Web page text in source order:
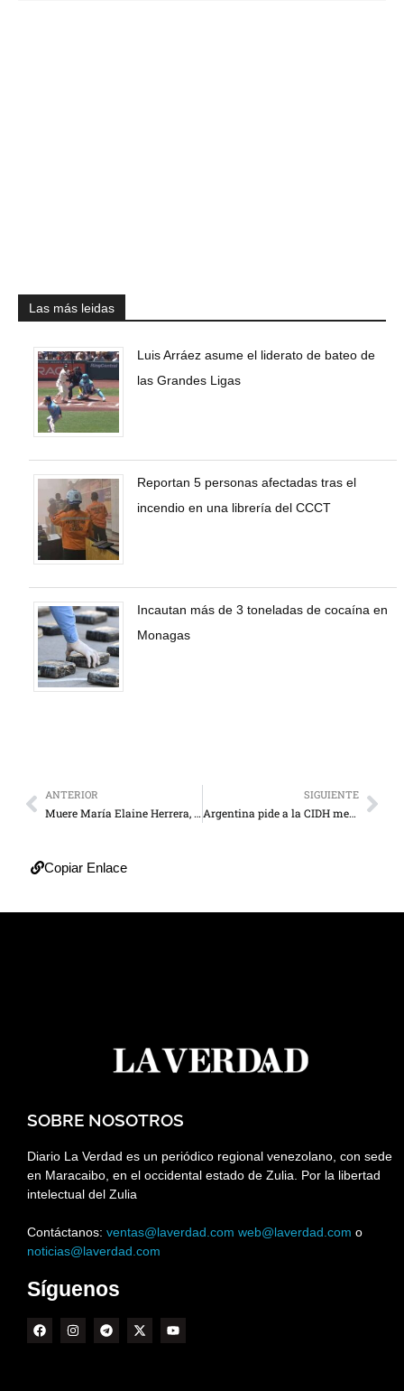
Las más leidas
Luis Arráez asume el liderato de bateo de
las Grandes Ligas
Reportan 5 personas afectadas tras el
incendio en una librería del CCCT
Incautan más de 3 toneladas de cocaína en
Monagas
ANTERIOR
Muere María Elaine Herrera, la joven que se prendió fuego por reto de TikTok
SIGUIENTE
Argentina pide a la CIDH medidas cautelares por el gendarme detenido en Venezuela
Copiar Enlace
SOBRE NOSOTROS
Diario La Verdad es un periódico regional venezolano, con sede
en Maracaibo, en el occidental estado de Zulia. Por la libertad
intelectual del Zulia
Contáctanos: ventas@laverdad.com web@laverdad.com o
noticias@laverdad.com
Síguenos